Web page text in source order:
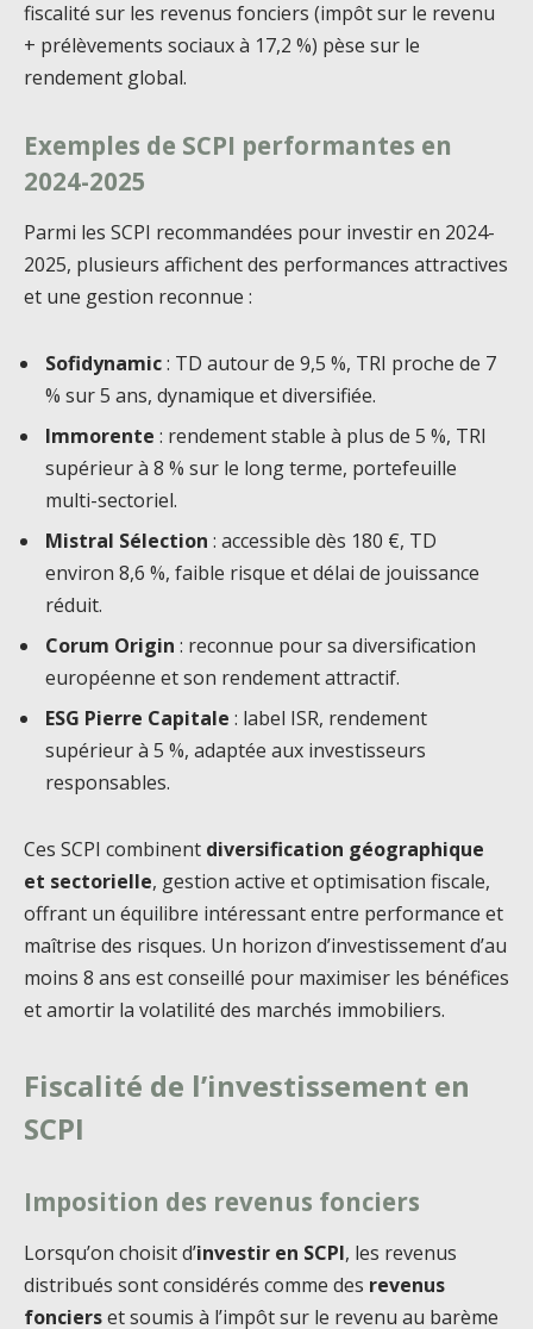
fiscalité sur les revenus fonciers (impôt sur le revenu
+ prélèvements sociaux à 17,2 %) pèse sur le
rendement global.
Exemples de SCPI performantes en
2024-2025
Parmi les SCPI recommandées pour investir en 2024-
2025, plusieurs affichent des performances attractives
et une gestion reconnue :
Sofidynamic: TD autour de 9,5 %, TRI proche de 7
% sur 5 ans, dynamique et diversifiée.
Immorente : rendement stable à plus de 5 %, TRI
supérieur à 8 % sur le long terme, portefeuille
multi-sectoriel.
Mistral Sélection : accessible dès 180 €, TD
environ 8,6 %, faible risque et délai de jouissance
réduit.
Corum Origin : reconnue pour sa diversification
européenne et son rendement attractif.
ESG Pierre Capitale : label ISR, rendement
supérieur à 5 %, adaptée aux investisseurs
responsables.
Ces SCPI combinent diversification géographique
et sectorielle, gestion active et optimisation fiscale,
offrant un équilibre intéressant entre performance et
maîtrise des risques. Un horizon d’investissement d’au
moins 8 ans est conseillé pour maximiser les bénéfices
et amortir la volatilité des marchés immobiliers.
Fiscalité de l’investissement en
SCPI
Imposition des revenus fonciers
Lorsqu’on choisit d’investir en SCPI, les revenus
distribués sont considérés comme des revenus
foncierset soumis à l’impôt sur le revenu au barème